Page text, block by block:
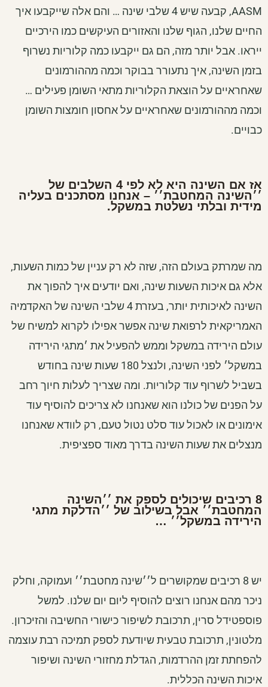
AASM, קבעה שיש 4 שלבי שינה … והם אלה שייקבעו איך
החיים שלנו, הגוף שלנו והאזורים העיקשים כמו הירכיים
ייראו. אבל יותר מזה, הם גם ייקבעו כמה קלוריות נשרוף
בזמן השינה, איך נתעורר בבוקר וכמה מההורמונים
שאחראיים על הוצאת הקלוריות מתאי השומן פעילים …
וכמה מההורמונים שאחראיים על אחסון חומצות השומן
כבויים.
אז אם השינה היא לא לפי 4 השלבים של
׳׳השינה המחטבת׳׳ – אנחנו מסתכנים בעליה
מידית ובלתי נשלטת במשקל.
מה שמרתק בעולם הזה, שזה לא רק עניין של כמות השעות,
אלא גם איכות השעות שינה, ואם יודעים איך להפוך את
השינה לאיכותית יותר, בעזרת 4 שלבי השינה של האקדמיה
האמריקאית לרפואת שינה אפשר אפילו לקרוא למשיח של
עולם הירידה במשקל וממש להפעיל את ׳מתגי הירידה
במשקל׳ לפני השינה, ולנצל 180 שעות שינה בחודש
בשביל לשרוף עוד קלוריות. ומה שצריך לעלות חיוך רחב
על הפנים של כולנו הוא שאנחנו לא צריכים להוסיף עוד
אימונים או לאכול עוד סלט נטול טעם, רק לוודא שאנחנו
מנצלים את שעות השינה בדרך מאוד ספציפית.
8 רכיבים שיכולים לספק את ׳׳השינה
המחטבת׳׳ אבל בשילוב של ׳׳הדלקת מתגי
הירידה במשקל׳׳ …
יש 8 רכיבים שמקושרים ל׳׳שינה מחטבת׳׳ ועמוקה, וחלק
ניכר מהם אנחנו רוצים להוסיף ליום יום שלנו. למשל
פוספטידל סרין, תרכובת לשיפור כישורי החשיבה והזיכרון.
מלטונין, תרכובת טבעית שיודעת לספק תמיכה רבת עוצמה
להפחתת זמן ההרדמות, הגדלת מחזורי השינה ושיפור
איכות השינה הכללית.